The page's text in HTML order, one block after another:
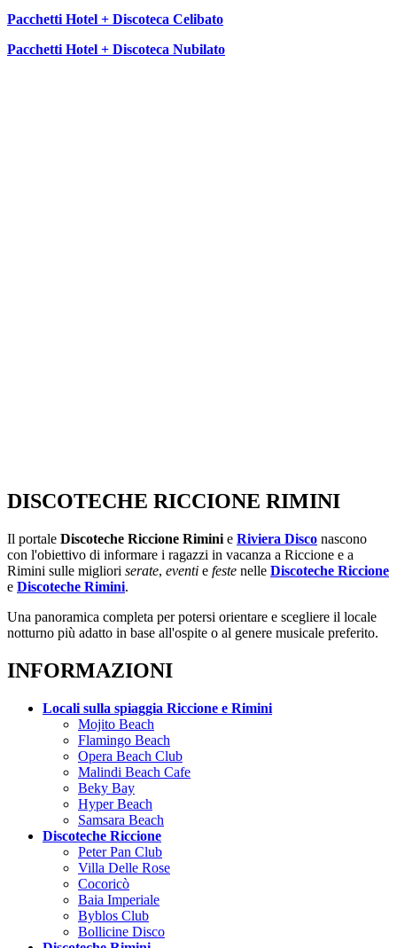
Pacchetti Hotel + Discoteca Celibato
Pacchetti Hotel + Discoteca Nubilato
DISCOTECHE RICCIONE RIMINI
Il portale Discoteche Riccione Rimini e Riviera Disco nascono
con l'obiettivo di informare i ragazzi in vacanza a Riccione e a
Rimini sulle migliori serate, eventi e feste nelle Discoteche Riccione
e Discoteche Rimini.
Una panoramica completa per potersi orientare e scegliere il locale
notturno più adatto in base all'ospite o al genere musicale preferito.
INFORMAZIONI
Locali sulla spiaggia Riccione e Rimini
Mojito Beach
Flamingo Beach
Opera Beach Club
Malindi Beach Cafe
Beky Bay
Hyper Beach
Samsara Beach
Discoteche Riccione
Peter Pan Club
Villa Delle Rose
Cocoricò
Baia Imperiale
Byblos Club
Bollicine Disco